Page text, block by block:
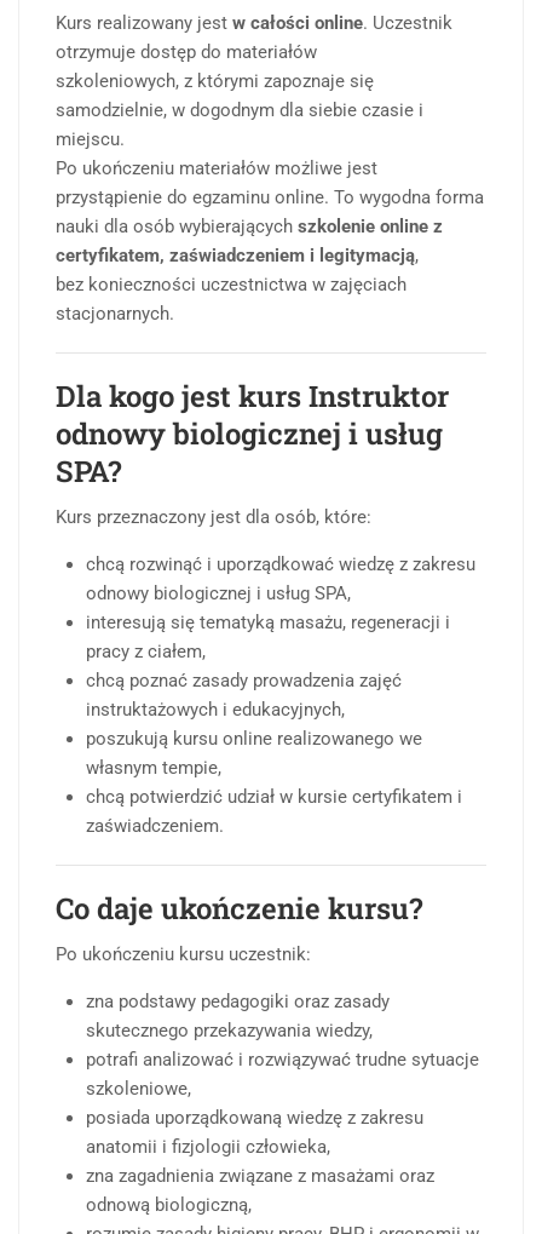
Kurs realizowany jest w całości online. Uczestnik
otrzymuje dostęp do materiałów
szkoleniowych, z którymi zapoznaje się
samodzielnie, w dogodnym dla siebie czasie i
miejscu.
Po ukończeniu materiałów możliwe jest
przystąpienie do egzaminu online. To wygodna forma
nauki dla osób wybierających szkolenie online z
certyfikatem, zaświadczeniem i legitymacją,
bez konieczności uczestnictwa w zajęciach
stacjonarnych.
Dla kogo jest kurs Instruktor
odnowy biologicznej i usług
SPA?
Kurs przeznaczony jest dla osób, które:
chcą rozwinąć i uporządkować wiedzę z zakresu
odnowy biologicznej i usług SPA,
interesują się tematyką masażu, regeneracji i
pracy z ciałem,
chcą poznać zasady prowadzenia zajęć
instruktażowych i edukacyjnych,
poszukują kursu online realizowanego we
własnym tempie,
chcą potwierdzić udział w kursie certyfikatem i
zaświadczeniem.
Co daje ukończenie kursu?
Po ukończeniu kursu uczestnik:
zna podstawy pedagogiki oraz zasady
skutecznego przekazywania wiedzy,
potrafi analizować i rozwiązywać trudne sytuacje
szkoleniowe,
posiada uporządkowaną wiedzę z zakresu
anatomii i fizjologii człowieka,
zna zagadnienia związane z masażami oraz
odnową biologiczną,